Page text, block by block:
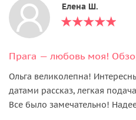
Елена Ш.
Прага — любовь моя!
Ольга великолепна!
датами рассказ, легкая
Все было замечательно!